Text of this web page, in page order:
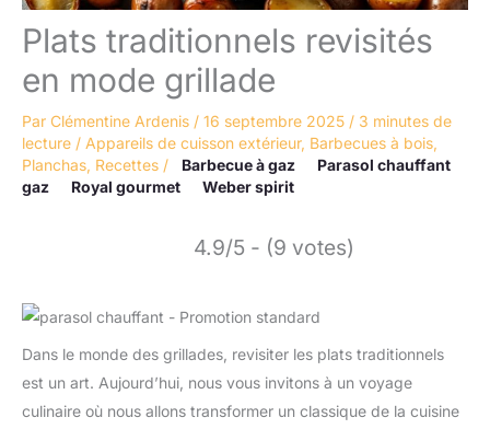
Plats traditionnels revisités
en mode grillade
Par Clémentine Ardenis / 16 septembre 2025 / 3 minutes de
lecture / Appareils de cuisson extérieur, Barbecues à bois,
Planchas, Recettes / Barbecue à gaz
Parasol chauffant
gaz
Royal gourmet Weber spirit
4.9/5 - (9 votes)
Dans le monde des grillades, revisiter les plats traditionnels
est un art. Aujourd’hui, nous vous invitons à un voyage
culinaire où nous allons transformer un classique de la cuisine